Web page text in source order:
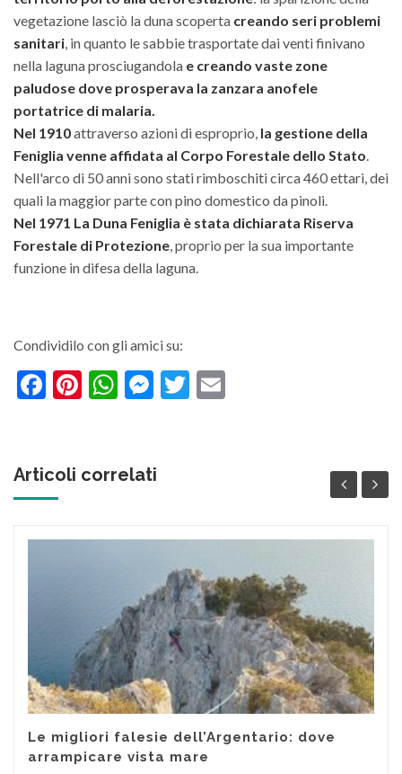
vegetazione lasciò la duna scoperta creando seri problemi
sanitari , in quanto le sabbie trasportate dai venti finivano
nella laguna prosciugandola e creando vaste zone
paludose dove prosperava la zanzara anofele
portatrice di malaria.
Nel 1910attraverso azioni di esproprio, la gestione della
Feniglia venne affidata al Corpo Forestale dello Stato
Nell'arco di 50 anni sono stati rimboschiti circa 460 ettari, dei
quali la maggior parte con pino domestico da pinoli.
Nel 1971 La Duna Feniglia è stata dichiarata Riserva
Forestale di Protezione , proprio per la sua importante
funzione in difesa della laguna.
Condividilo con gli amici su:
Facebook
Pinterest
WhatsApp
Messenger
Twitter
Articoli correlati
Le migliori falesie dell’Argentario: dove
arrampicare vista mare